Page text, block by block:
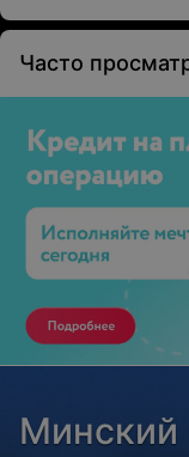
Часто
Минский